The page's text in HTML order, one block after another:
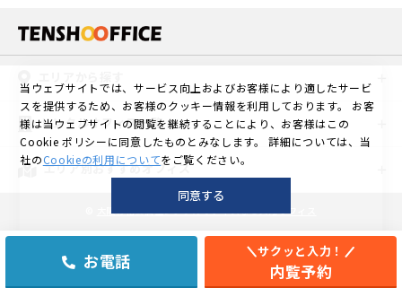
お電話 サクッと入力！
内覧予約
レンタルオフィス一覧
エリア別おすすめオフィス
大阪の格安個室レンタルオフィスなら天翔オフィス
当ウェブサイトでは、サービス向上およびお客様により適したサービ
スを提供するため、お客様のクッキー情報を利用しております。
お客
様は当ウェブサイトの閲覧を継続することにより、お客様はこの
Cookie ポリシーに同意したものとみなします。
詳細については、当
社のCookieの利用についてをご覧ください。
同意する